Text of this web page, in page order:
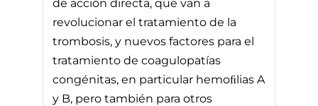
de acción directa, que van a
revolucionar el tratamiento de la
trombosis, y nuevos factores para el
tratamiento de coagulopatías
congénitas, en particular hemoﬁlias A
y B, pero también para otros